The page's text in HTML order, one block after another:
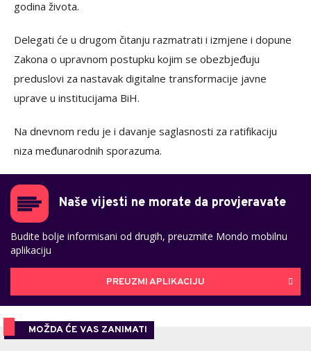
godina života.
Delegati će u drugom čitanju razmatrati i izmjene i dopune
Zakona o upravnom postupku kojim se obezbjeđuju
preduslovi za nastavak digitalne transformacije javne
uprave u institucijama BiH.
Na dnevnom redu je i davanje saglasnosti za ratifikaciju
niza međunarodnih sporazuma.
Naše vijesti ne morate da provjeravate
Budite bolje informisani od drugih, preuzmite Mondo mobilnu
aplikaciju
PREUZMI APLIKACIJU
MOŽDA ĆE VAS ZANIMATI